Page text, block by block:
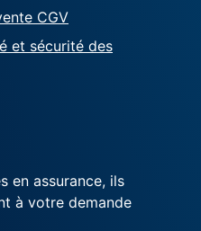
CGV
et sécurité des
en assurance, ils
à votre demande